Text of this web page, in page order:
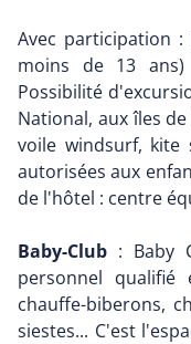
Avec participation
moins de 13
Possibilité
National, aux îles
voile windsurf, kite
autorisées aux
de l'hôtel : centre
Baby-Club : Baby
personnel
chauffe-biberons,
siestes... C'est